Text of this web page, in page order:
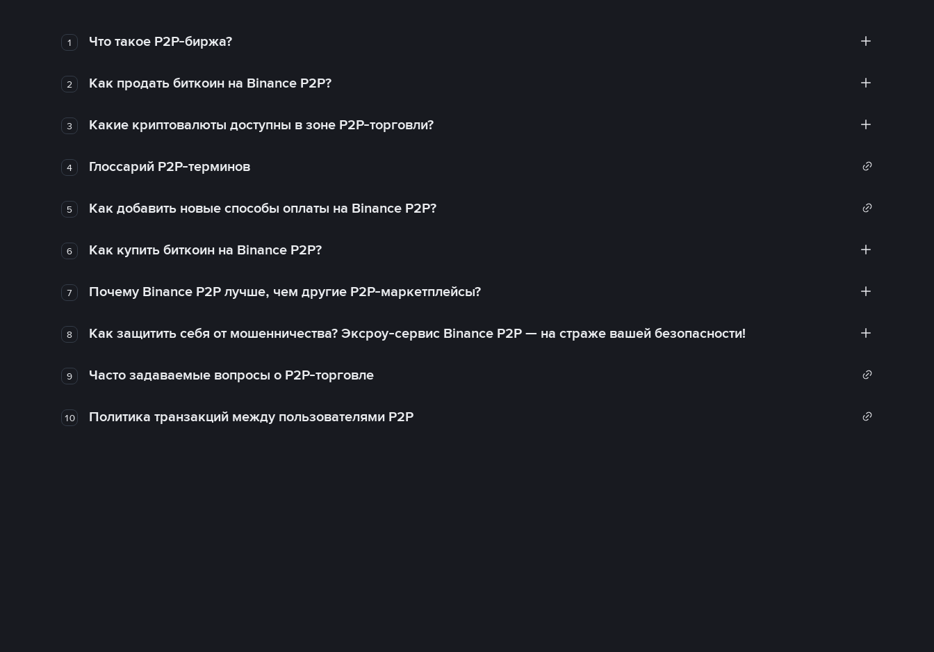
1 Что такое P2P-биржа?
2 Как продать биткоин на Binance P2P?
3 Какие криптовалюты доступны в зоне P2P-торговли?
4 Глоссарий P2P-терминов
5 Как добавить новые способы оплаты на Binance P2P?
6 Как купить биткоин на Binance P2P?
7 Почему Binance P2P лучше, чем другие P2P-маркетплейсы?
8 Как защитить себя от мошенничества? Эксроу-сервис Binance P2P — на страже вашей безопасности!
9 Часто задаваемые вопросы о P2P-торговле
10 Политика транзакций между пользователями P2P